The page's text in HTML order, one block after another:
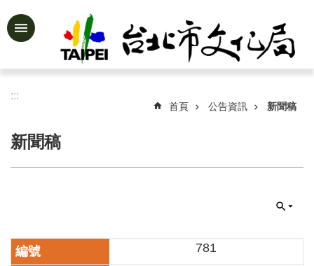
跳到主要內容區塊
進
告
識
文
:::
首頁 公告資訊 新聞稿
新聞稿
781